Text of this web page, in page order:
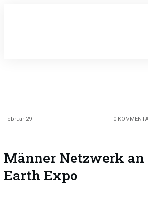
Februar 29 0
Männer Netzwerk an
Earth Expo